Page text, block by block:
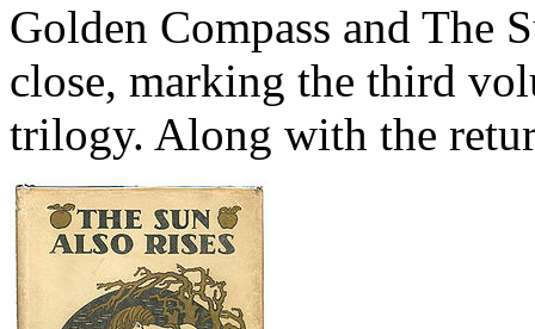
Golden Compass and The
close, marking the third
trilogy. Along with the